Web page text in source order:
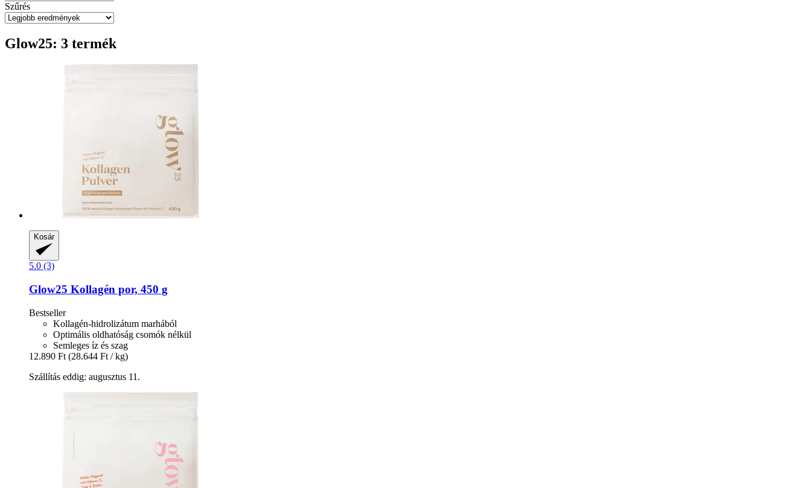
Szűrés
Glow25: 3 termék
Kosár
5.0 (3)
Glow25 Kollagén por, 450 g
Bestseller
Kollagén-hidrolizátum marhából
Optimális oldhatóság csomók nélkül
Semleges íz és szag
12.890 Ft (28.644 Ft / kg)
Szállítás eddig: augusztus 11.